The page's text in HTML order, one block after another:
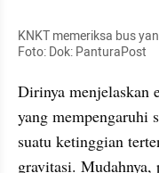
KNKT memeriksa bus
Foto: Dok: PanturaPost
Dirinya menjelaskan
yang mempengaruhi
suatu ketinggian
gravitasi. Mudahnya,